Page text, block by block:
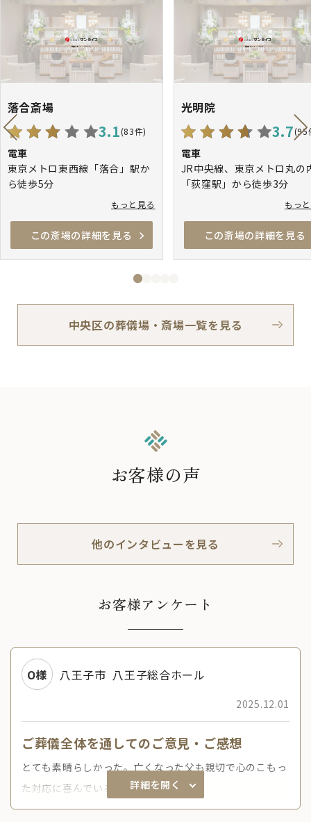
落合斎場
3.1(83件)
電車
東京メトロ東西線「落合」駅か
ら徒歩5分
都営大江戸線「中井」駅から徒
JR総武線「東中野」駅から徒歩
15分
もっと見る
この斎場の詳細を見る
光明院
3.7(95
電車
JR中央線、東京メトロ丸の
「荻窪駅」から徒歩3分
もっ
この斎場の詳細を見る
中央区の葬儀場・斎場一覧を見る
お客様の声
他のインタビューを見る
お客様アンケート
O様 八王子市 八王子総合ホール
2025.12.01
ご葬儀全体を通してのご意見・ご感想
とても素晴らしかった。亡くなった父も親切で心のこもっ
た対応に喜んでいると思います。
詳細を開く